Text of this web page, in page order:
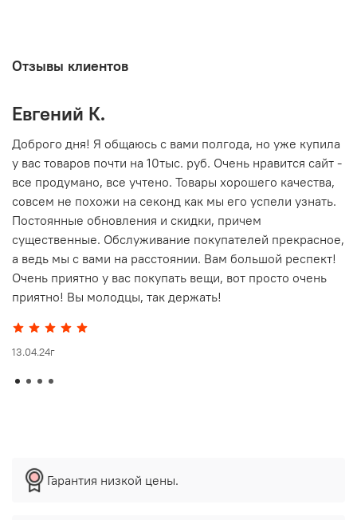
Отзывы клиентов
Евгений К.
Доброго дня! Я общаюсь с вами полгода, но уже купила
у вас товаров почти на 10тыс. руб. Очень нравится сайт -
все продумано, все учтено. Товары хорошего качества,
совсем не похожи на секонд как мы его успели узнать.
Постоянные обновления и скидки, причем
существенные. Обслуживание покупателей прекрасное,
а ведь мы с вами на расстоянии. Вам большой респект!
Очень приятно у вас покупать вещи, вот просто очень
приятно! Вы молодцы, так держать!
13.04.24г
Гарантия низкой цены.